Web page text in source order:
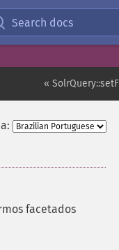
Search docs
«
facetados